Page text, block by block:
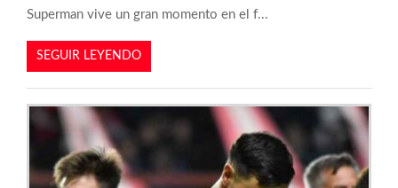
Superman vive un gran momento en el f...
SEGUIR LEYENDO